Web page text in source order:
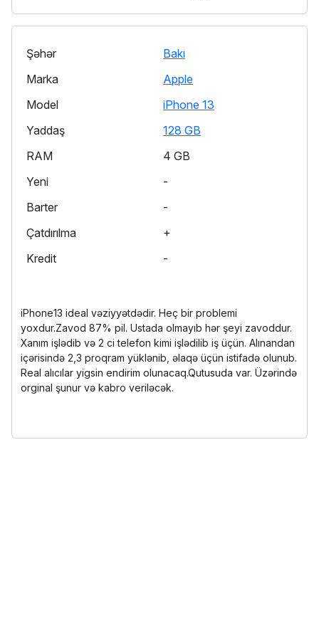
Şəhər
Bakı
Marka
Apple
Model
iPhone 13
Yaddaş
128 GB
RAM
4 GB
Yeni
-
Barter
-
Çatdırılma
+
Kredit
-
iPhone13 ideal vəziyyətdədir. Heç bir problemi
yoxdur.Zavod 87% pil. Ustada olmayıb hər şeyi zavoddur.
Xanım işlədib və 2 ci telefon kimi işlədilib iş üçün. Alınandan
içərisində 2,3 proqram yüklənib, əlaqə üçün istifadə olunub.
Real alıcılar yigsin endirim olunacaq.Qutusuda var. Üzərində
orginal şunur və kabro veriləcək.